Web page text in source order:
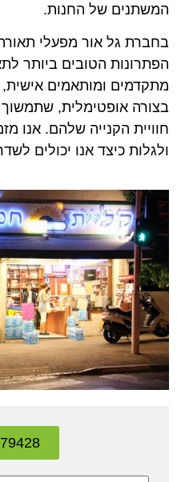
המשתנים של החנות.
בחברת גל אור מפעלי
הפתרונות הטובים ביותר
מתקדמים ומותאמים אישית,
בצורה אופטימלית,
חוויית הקנייה שלהם. אנו
ולגלות כיצד אנו יכולים